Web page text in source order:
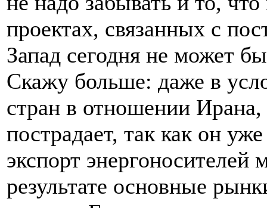
проектах, связанных с
Запад сегодня не может
Скажу больше: даже в
стран в отношении Ирана,
пострадает, так как он
экспорт
результате основные